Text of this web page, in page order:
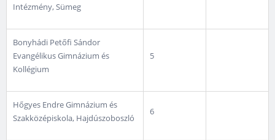
Intézmény, Sümeg
Bonyhádi Petőfi Sándor
Evangélikus Gimnázium és
Kollégium
5
Hőgyes Endre Gimnázium és
Szakközépiskola, Hajdúszoboszló
6